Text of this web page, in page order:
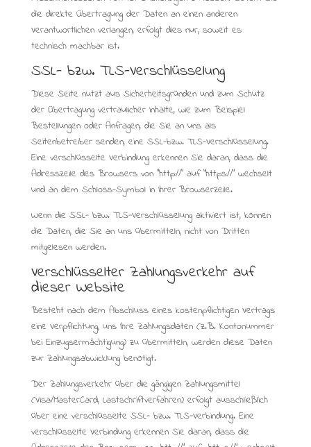
die direkte Übertragung der Daten an einen anderen
Verantwortlichen verlangen, erfolgt dies nur, soweit es
technisch machbar ist.
SSL- bzw. TLS-Verschlüsselung
Diese Seite nutzt aus Sicherheitsgründen und zum Schutz
der Übertragung vertraulicher Inhalte, wie zum Beispiel
Bestellungen oder Anfragen, die Sie an uns als
Seitenbetreiber senden, eine SSL-bzw. TLS-Verschlüsselung.
Eine verschlüsselte Verbindung erkennen Sie daran, dass die
Adresszeile des Browsers von “http://” auf “https://” wechselt
und an dem Schloss-Symbol in Ihrer Browserzeile.
Wenn die SSL- bzw. TLS-Verschlüsselung aktiviert ist, können
die Daten, die Sie an uns übermitteln, nicht von Dritten
mitgelesen werden.
Verschlüsselter Zahlungsverkehr auf
dieser Website
Besteht nach dem Abschluss eines kostenpflichtigen Vertrags
eine Verpflichtung, uns Ihre Zahlungsdaten (z.B. Kontonummer
bei Einzugsermächtigung) zu übermitteln, werden diese Daten
zur Zahlungsabwicklung benötigt.
Der Zahlungsverkehr über die gängigen Zahlungsmittel
(Visa/MasterCard, Lastschriftverfahren) erfolgt ausschließlich
über eine verschlüsselte SSL- bzw. TLS-Verbindung. Eine
verschlüsselte Verbindung erkennen Sie daran, dass die